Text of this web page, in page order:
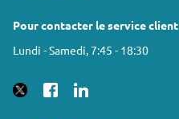
Pour contacter le service client
Lundi - Samedi, 7:45 - 18:30